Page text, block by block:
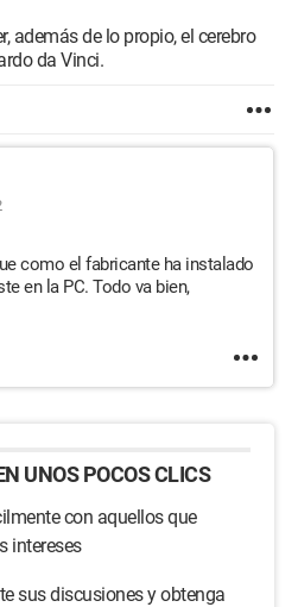
además de lo propio, el cerebro
da Vinci.
como el fabricante ha instalado
en la PC. Todo va bien,
UNOS POCOS CLICS
con aquellos que
intereses
sus discusiones y obtenga